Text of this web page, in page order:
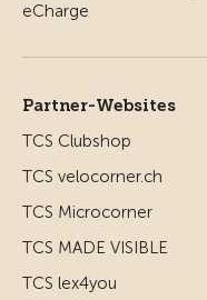
Partner-Websites
TCS Clubshop
TCS velocorner.ch
TCS Microcorner
TCS MADE VISIBLE
TCS lex4you